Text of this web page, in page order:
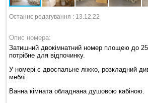
Останнє редагування : 13.12.22
Опис номера:
Затишний двокімнатний номер площею до
потрібне для відпочинку.
У номері є двоспальне ліжко, розкладний
меблі.
Ванна кімната обладнана душовою кабіною.